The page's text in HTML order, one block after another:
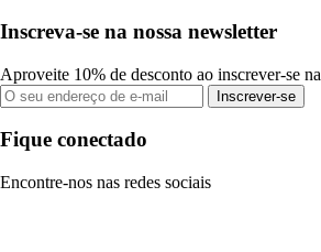
Inscreva-se na nossa newsletter
Aproveite 10% de desconto ao inscrever-se
Inscrever-se
Fique conectado
Encontre-nos nas redes sociais